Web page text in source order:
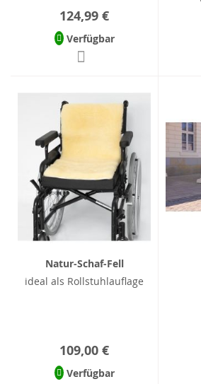
124,99 €
Verfügbar
Natur-Schaf-Fell
ideal als Rollstuhlauflage
109,00 €
Verfügbar